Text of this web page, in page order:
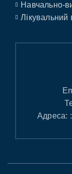
Навчально-
Лікувальний
Адреса: